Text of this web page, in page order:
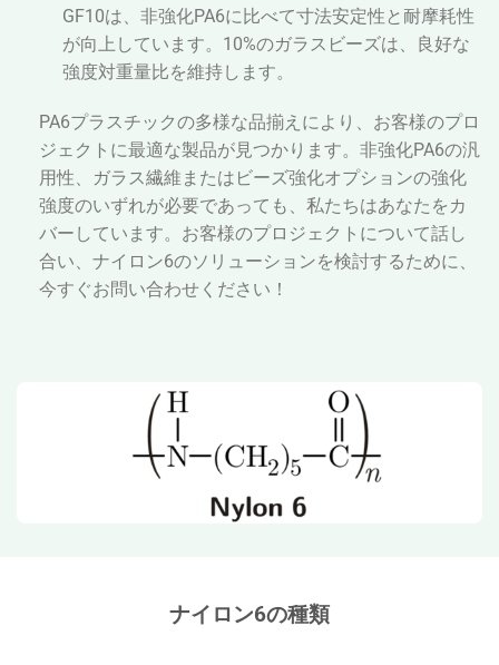
GF10は、非強化PA6に比べて寸法安定性と耐摩耗性
が向上しています。10%のガラスビーズは、良好な
強度対重量比を維持します。
PA6プラスチックの多様な品揃えにより、お客様のプロ
ジェクトに最適な製品が見つかります。非強化PA6の汎
用性、ガラス繊維またはビーズ強化オプションの強化
強度のいずれが必要であっても、私たちはあなたをカ
バーしています。お客様のプロジェクトについて話し
合い、ナイロン6のソリューションを検討するために、
今すぐお問い合わせください！
ナイロン6の種類